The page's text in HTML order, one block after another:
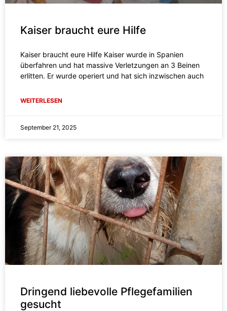
Kaiser braucht eure Hilfe
Kaiser braucht eure Hilfe Kaiser wurde in Spanien
überfahren und hat massive Verletzungen an 3 Beinen
erlitten. Er wurde operiert und hat sich inzwischen auch
WEITERLESEN
September 21, 2025
Dringend liebevolle Pflegefamilien
gesucht